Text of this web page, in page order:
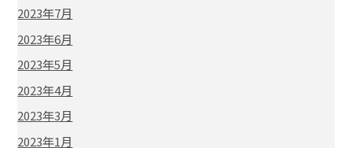
2023年7月
2023年6月
2023年5月
2023年4月
2023年3月
2023年1月